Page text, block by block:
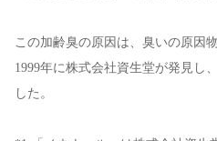
この加齢臭の原因は、臭いの原因
1999年に株式会社資生堂が発見し
した。